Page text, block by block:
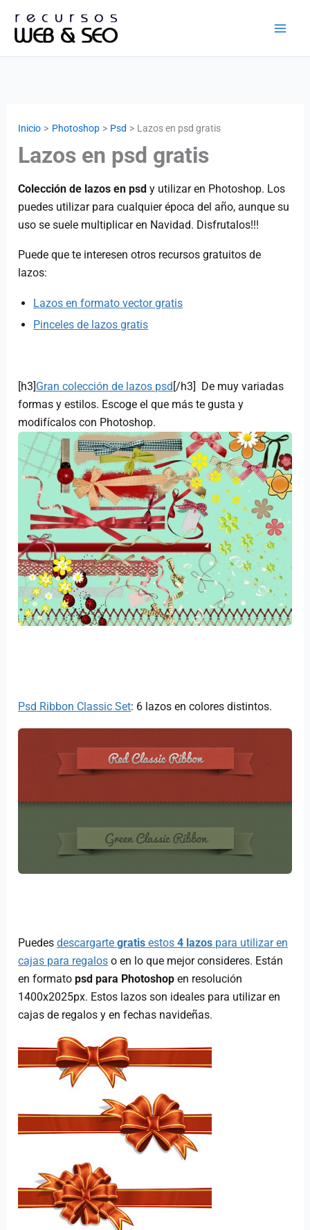
Inicio Photoshop Psd Lazos en psd gratis
Lazos en psd gratis
Colección de lazos en psd y utilizar en Photoshop. Los
puedes utilizar para cualquier época del año, aunque su
uso se suele multiplicar en Navidad. Disfrutalos!!!
Puede que te interesen otros recursos gratuitos de
lazos:
Lazos en formato vector gratis
Pinceles de lazos gratis
[h3]Gran colección de lazos psd[/h3] De muy variadas
formas y estilos. Escoge el que más te gusta y
modifícalos con Photoshop.
Psd Ribbon Classic Set: 6 lazos en colores distintos.
Puedesdescargartegratisestos4 lazos para utilizar en
cajas para regalos o en lo que mejor consideres. Están
en formatopsd para Photoshopen resolución
1400x2025px. Estos lazos son ideales para utilizar en
cajas de regalos y en fechas navideñas.